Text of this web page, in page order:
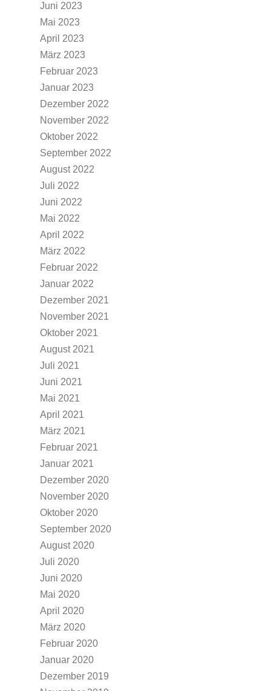
Juni 2023
Mai 2023
April 2023
März 2023
Februar 2023
Januar 2023
Dezember 2022
November 2022
Oktober 2022
September 2022
August 2022
Juli 2022
Juni 2022
Mai 2022
April 2022
März 2022
Februar 2022
Januar 2022
Dezember 2021
November 2021
Oktober 2021
August 2021
Juli 2021
Juni 2021
Mai 2021
April 2021
März 2021
Februar 2021
Januar 2021
Dezember 2020
November 2020
Oktober 2020
September 2020
August 2020
Juli 2020
Juni 2020
Mai 2020
April 2020
März 2020
Februar 2020
Januar 2020
Dezember 2019